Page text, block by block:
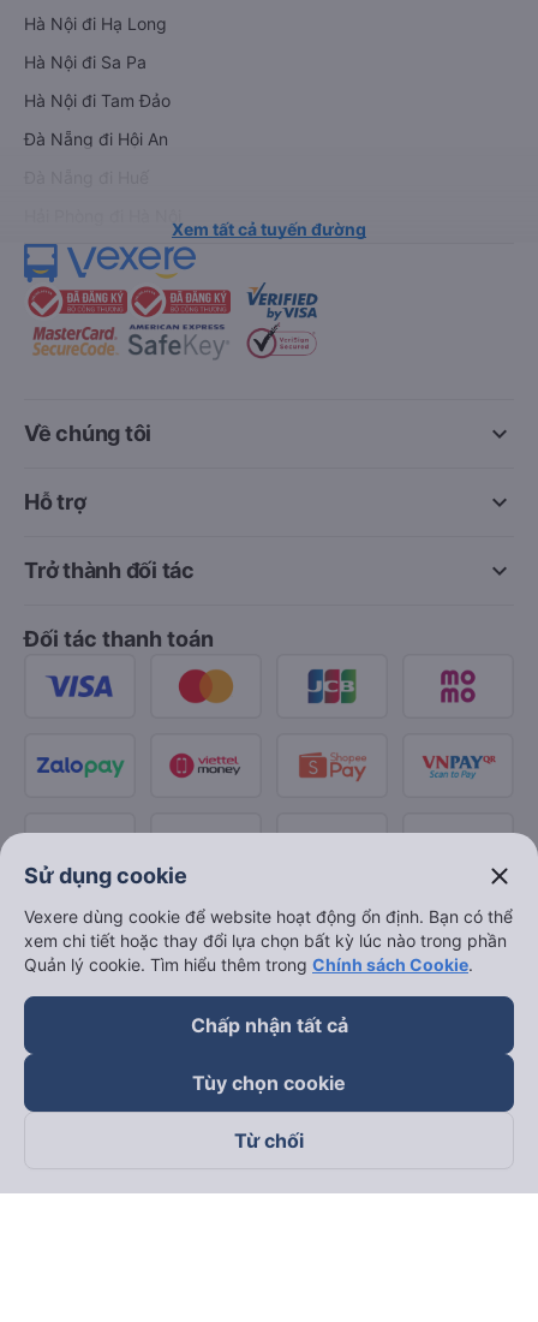
Hà Nội đi Hạ Long
Hà Nội đi Sa Pa
Hà Nội đi Tam Đảo
Đà Nẵng đi Hội An
Xem tất cả tuyến đường
keyboard_arrow_down
Về chúng tôi
keyboard_arrow_down
Hỗ trợ
keyboard_arrow_down
Trở thành đối tác
Đối tác thanh toán
Theo dõi chúng tôi trên
Sử dụng cookie close
Vexere dùng cookie để website hoạt động ổn định. Bạn có thể
xem chi tiết hoặc thay đổi lựa chọn bất kỳ lúc nào trong phần
Quản lý cookie. Tìm hiểu thêm trong Chính sách Cookie.
Chấp nhận tất cả
Tùy chọn cookie
Từ chối